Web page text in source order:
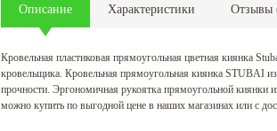
Описание Характеристики Отзывы
Кровельная пластиковая прямоугольная цветная киянка
кровельщика. Кровельная прямоугольная киянка STUBAI
прочности. Эргономичная рукоятка прямоугольной киянки
можно купить по выгодной цене в наших магазинах или с